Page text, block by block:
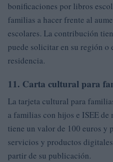
bonificaciones por libros
familias a hacer frente al
escolares. La contribución
puede solicitar en su región o
residencia.
11. Carta cultural para
La tarjeta cultural para
a familias con hijos e ISEE de
tiene un valor de 100 euros y
servicios y productos
partir de su publicación.